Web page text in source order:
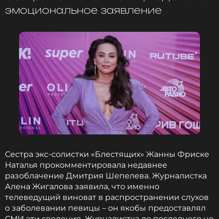
эмоциональное заявление
Сестра экс-солистки «Блестящих» Жанны Фриске
Наталья прокомментировала недавнее
разоблачение Дмитрия Шепелева. Журналистка
Алена Жигалова заявила, что именно
телеведущий виноват в распространении слухов
о заболевании певицы – он якобы предоставлял